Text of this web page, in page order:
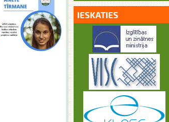
IESKATIES